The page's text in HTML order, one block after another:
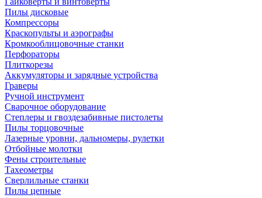
Пилы дисковые
Компрессоры
Краскопульты и аэрографы
Кромкооблицовочные станки
Перфораторы
Плиткорезы
Аккумуляторы и зарядные устройства
Граверы
Ручной инструмент
Сварочное оборудование
Степлеры и гвоздезабивные пистолеты
Пилы торцовочные
Лазерные уровни, дальномеры, рулетки
Отбойные молотки
Фены строительные
Тахеометры
Сверлильные станки
Пилы цепные